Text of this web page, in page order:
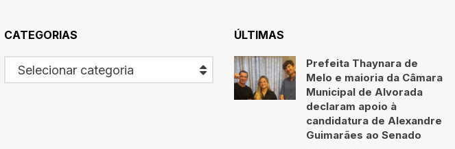
CATEGORIAS
Selecionar categoria
ÚLTIMAS
Prefeita Thaynara de
Melo e maioria da Câmara
Municipal de Alvorada
declaram apoio à
candidatura de Alexandre
Guimarães ao Senado